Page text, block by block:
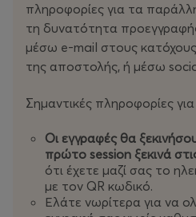
Καθώς κοιτάζουμε προς το
κάθε μεγάλη ιστορία ξεκινά
εξερευνήσουμε το επόμενο
καινοτομίες του
προχωράμε μπροστά,
δημιουργικότητα και την
τον κόσμο που
πληροφορίες για τα
τη δυνατότητα
μέσω e-mail στους κατόχους
της αποστολής, ή μέσω
Σημαντικές πληροφορίες
Οι εγγραφές θα
πρώτο session ξεκινά
ότι έχετε μαζί σας το
με τον QR κωδικό.
Ελάτε νωρίτερα για να